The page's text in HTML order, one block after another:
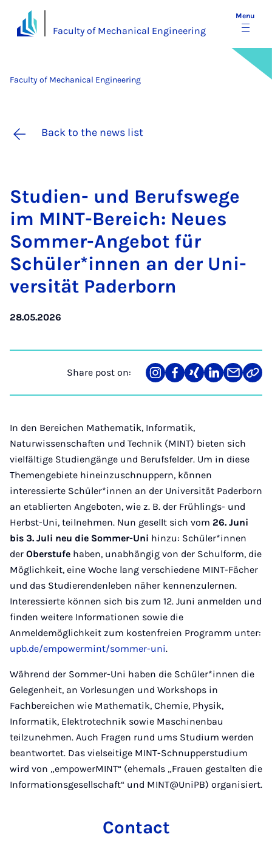
Faculty of Mechanical Engineering
Menu
Faculty of Mechanical Engineering
Back to the news list
Stud­i­en- und Beruf­swege
im MINT-Bereich: Neues
Som­mer-An­ge­bot für
Schüler­*innen an der Uni­
versität Pader­born
28.05.2026
Share post on:
Share
on
Teilen
auf
Teilen
auf
Teilen
auf
Teilen
über
Link
In den Bereichen Mathematik, Informatik,
Naturwissenschaften und Technik (MINT) bieten sich
vielfältige Studiengänge und Berufsfelder. Um in diese
Themengebiete hineinzuschnuppern, können
interessierte Schüler*innen an der Universität Paderborn
an etablierten Angeboten, wie z. B. der Frühlings- und
Herbst-Uni, teilnehmen. Nun gesellt sich vom 26. Juni
bis 3. Juli neu die Sommer-Uni hinzu: Schüler*innen
der Oberstufe haben, unabhängig von der Schulform, die
Möglichkeit, eine Woche lang verschiedene MINT-Fächer
und das Studierendenleben näher kennenzulernen.
Interessierte können sich bis zum 12. Juni anmelden und
finden weitere Informationen sowie die
Anmeldemöglichkeit zum kostenfreien Programm unter:
upb.de/empowermint/sommer-uni.
Während der Sommer-Uni haben die Schüler*innen die
Gelegenheit, an Vorlesungen und Workshops in
Fachbereichen wie Mathematik, Chemie, Physik,
Informatik, Elektrotechnik sowie Maschinenbau
teilzunehmen. Auch Fragen rund ums Studium werden
beantwortet. Das vielseitige MINT-Schnupperstudium
wird von „empowerMINT“ (ehemals „Frauen gestalten die
Informationsgesellschaft“ und MINT@UniPB) organisiert.
Contact